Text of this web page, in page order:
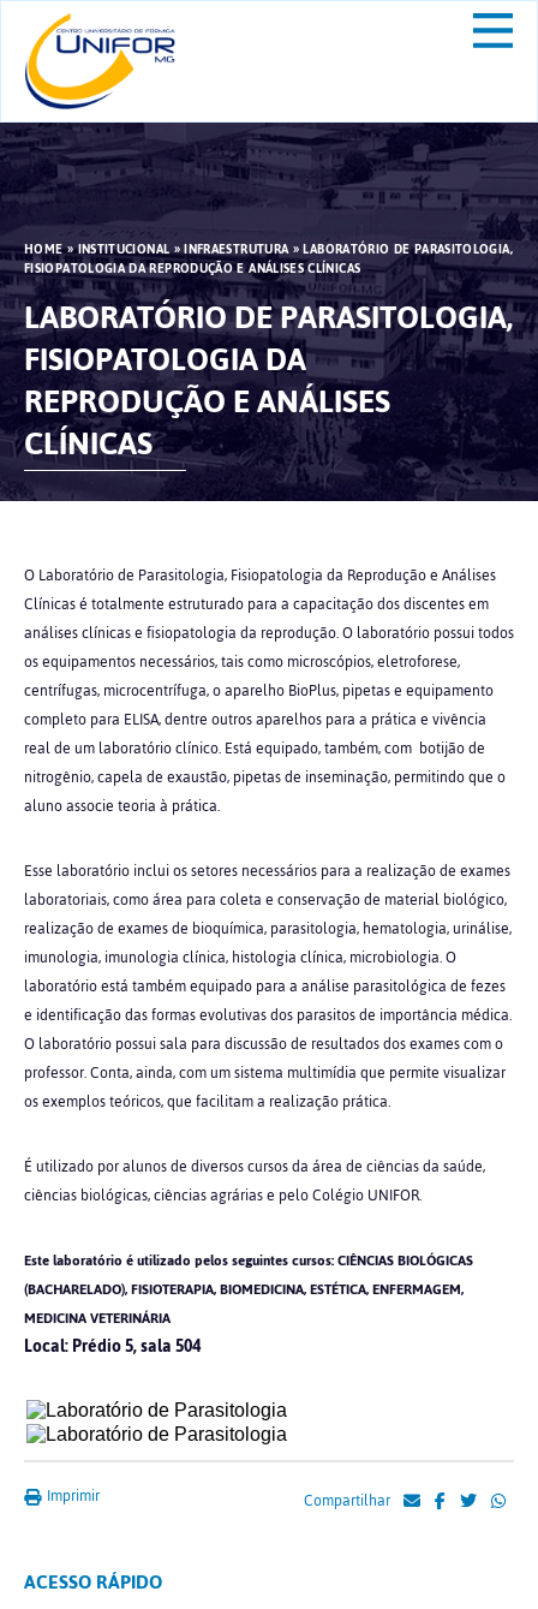
HOME»INSTITUCIONAL»INFRAESTRUTURA»LABORATÓRIO DE PARASITOLOGIA,
FISIOPATOLOGIA DA REPRODUÇÃO E ANÁLISES CLÍNICAS
LABORATÓRIO DE PARASITOLOGIA,
FISIOPATOLOGIA DA
REPRODUÇÃO E ANÁLISES
CLÍNICAS
O Laboratório de Parasitologia, Fisiopatologia da Reprodução e Análises
Clínicas é totalmente estruturado para a capacitação dos discentes em
análises clínicas e fisiopatologia da reprodução. O laboratório possui todos
os equipamentos necessários, tais como microscópios, eletroforese,
centrífugas, microcentrífuga, o aparelho BioPlus, pipetas e equipamento
completo para ELISA, dentre outros aparelhos para a prática e vivência
real de um laboratório clínico. Está equipado, também, com botijão de
nitrogênio, capela de exaustão, pipetas de inseminação, permitindo que o
aluno associe teoria à prática.
Esse laboratório inclui os setores necessários para a realização de exames
laboratoriais, como área para coleta e conservação de material biológico,
realização de exames de bioquímica, parasitologia, hematologia, urinálise,
imunologia, imunologia clínica, histologia clínica, microbiologia. O
laboratório está também equipado para a análise parasitológica de fezes
e identificação das formas evolutivas dos parasitos de importância médica.
O laboratório possui sala para discussão de resultados dos exames com o
professor. Conta, ainda, com um sistema multimídia que permite visualizar
os exemplos teóricos, que facilitam a realização prática.
É utilizado por alunos de diversos cursos da área de ciências da saúde,
ciências biológicas, ciências agrárias e pelo Colégio UNIFOR.
Este laboratório é utilizado pelos seguintes cursos: CIÊNCIAS BIOLÓGICAS
(BACHARELADO), FISIOTERAPIA, BIOMEDICINA, ESTÉTICA, ENFERMAGEM,
MEDICINA VETERINÁRIA
Local: Prédio 5, sala 504
Imprimir Compartilhar
ACESSO RÁPIDO